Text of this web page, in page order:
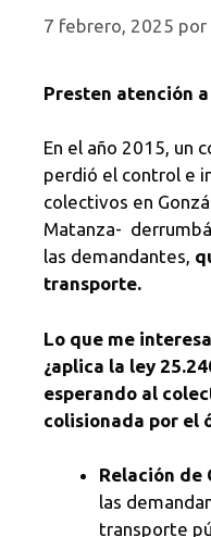
7 febrero, 2025 por
Presten atención
En el año 2015, un
perdió el control e
colectivos en
Matanza-
las demandantes,
transporte.
Lo que me
¿aplica la ley
esperando al
colisionada por el
Relación de
las
transporte